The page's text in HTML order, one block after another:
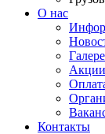
О нас
Контакты